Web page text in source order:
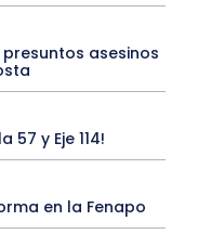
asesinos
y Eje 114!
en la Fenapo